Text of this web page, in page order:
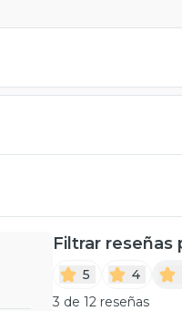
Filtrar reseñas
5 4
3 de 12 reseñas